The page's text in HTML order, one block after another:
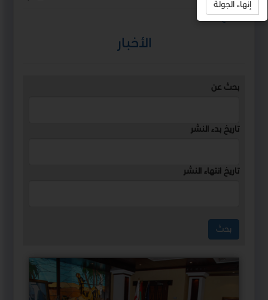
استمع
الأخبار
بحث عن
تاريخ بدء النشر
تاريخ انتهاء النشر
إنهاء الجولة